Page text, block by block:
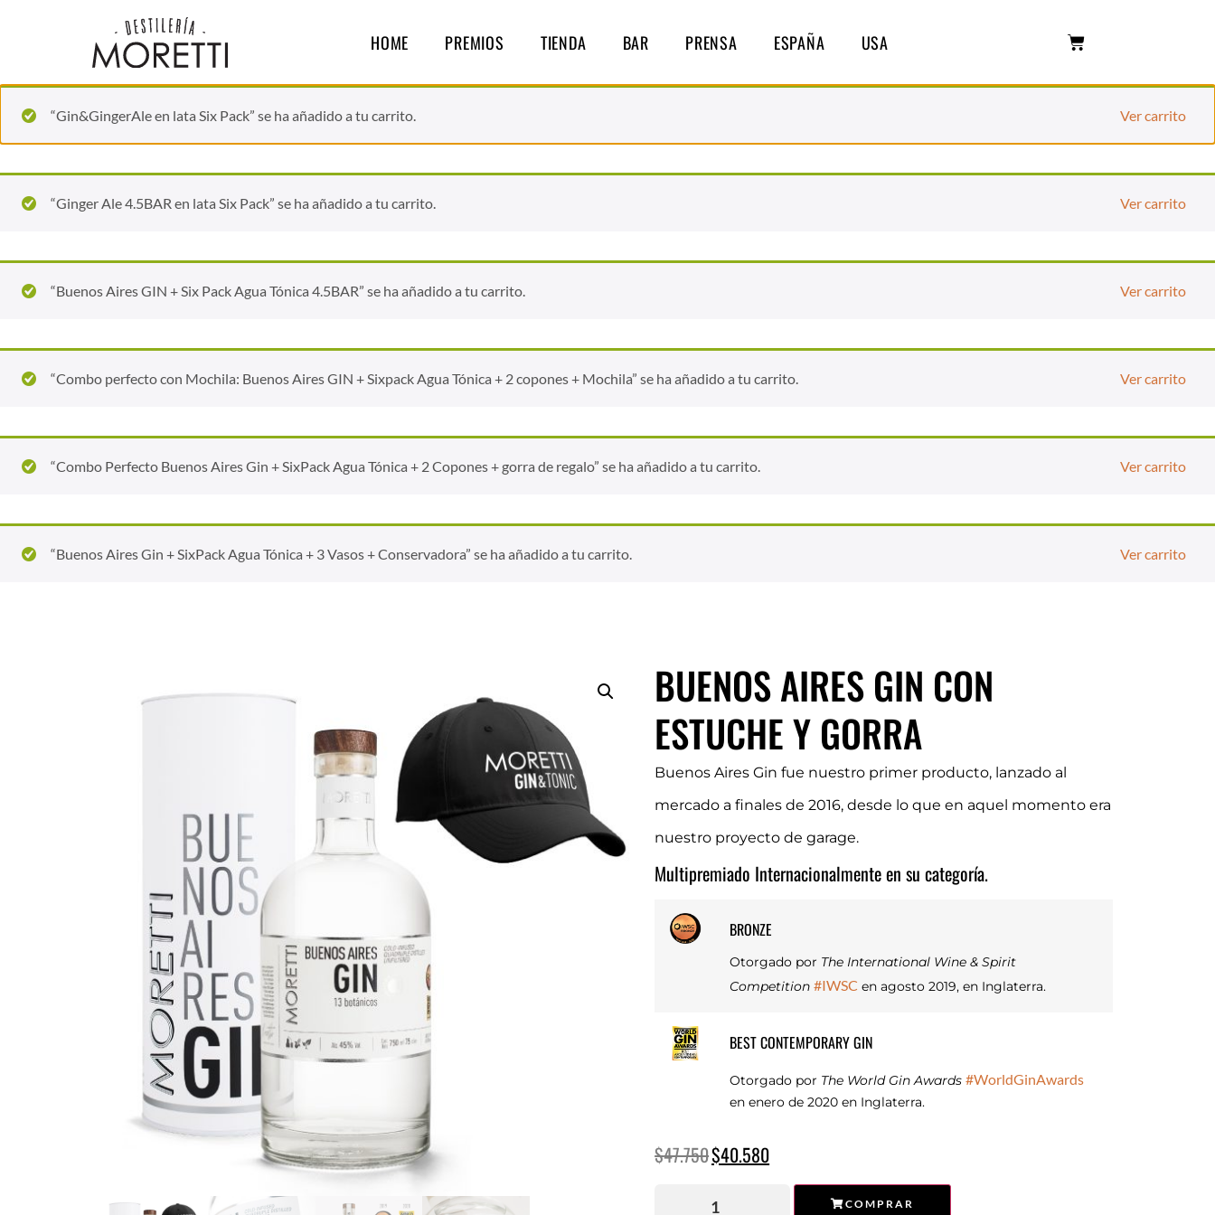
HOME PREMIOS TIENDA BAR PRENSA ESPAÑA USA
“Gin&GingerAle en lata Six Pack” se ha añadido a tu carrito. Ver carrito
“Ginger Ale 4.5BAR en lata Six Pack” se ha añadido a tu carrito. Ver carrito
“Buenos Aires GIN + Six Pack Agua Tónica 4.5BAR” se ha añadido a tu carrito. Ver carrito
“Combo perfecto con Mochila: Buenos Aires GIN + Sixpack Agua Tónica + 2 copones + Mochila” se ha añadido a tu carrito. Ver carrito
“Combo Perfecto Buenos Aires Gin + SixPack Agua Tónica + 2 Copones + gorra de regalo” se ha añadido a tu carrito. Ver carrito
“Buenos Aires Gin + SixPack Agua Tónica + 3 Vasos + Conservadora” se ha añadido a tu carrito. Ver carrito
BUENOS AIRES GIN CON
ESTUCHE Y GORRA
Buenos Aires Gin fue nuestro primer producto, lanzado al
mercado a finales de 2016, desde lo que en aquel momento era
nuestro proyecto de garage.
Multipremiado Internacionalmente en su categoría.
BRONZE
Otorgado por The International Wine & Spirit
Competition #IWSC en agosto 2019, en Inglaterra.
BEST CONTEMPORARY GIN
Otorgado por The World Gin Awards #WorldGinAwards
en enero de 2020 en Inglaterra.
$47.750$40.580
COMPRAR